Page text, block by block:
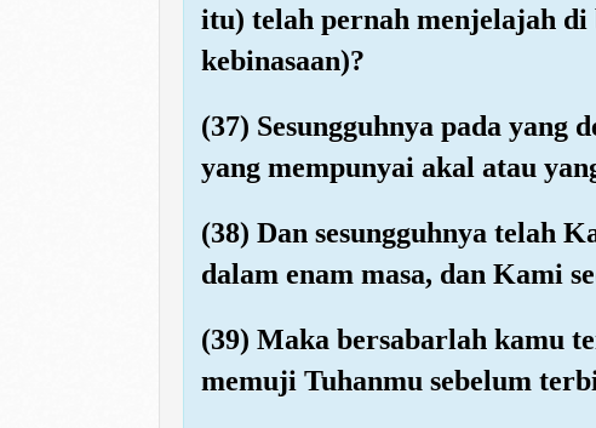
itu) telah pernah menjelajah
kebinasaan)?
(37) Sesungguhnya pada
yang mempunyai akal atau
(38) Dan sesungguhnya telah
dalam enam masa, dan Kami
(39) Maka bersabarlah kamu
memuji Tuhanmu sebelum